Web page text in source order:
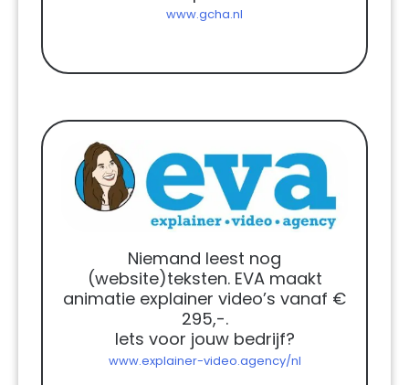
www.gcha.nl
Niemand leest nog
(website)teksten. EVA maakt
animatie explainer video’s vanaf €
295,-.
Iets voor jouw bedrijf?
www.explainer-video.agency/nl